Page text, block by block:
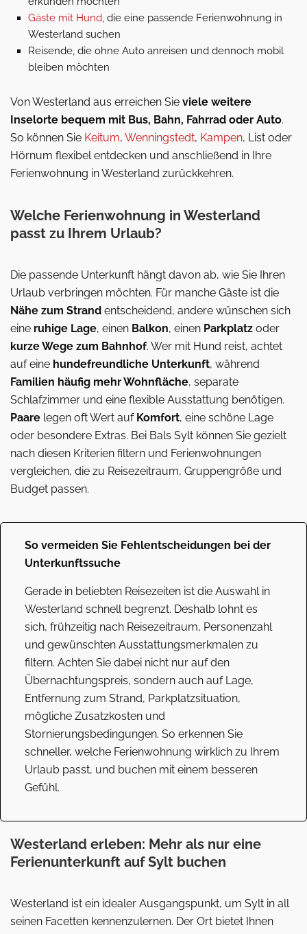
Gäste mit Hund, die eine passende Ferienwohnung in
Westerland suchen
Reisende, die ohne Auto anreisen und dennoch mobil
bleiben möchten
Von Westerland aus erreichen Sie viele weitere
Inselorte bequem mit Bus, Bahn, Fahrrad oder Auto.
So können Sie Keitum, Wenningstedt, Kampen, List oder
Hörnum flexibel entdecken und anschließend in Ihre
Ferienwohnung in Westerland zurückkehren.
Welche Ferienwohnung in Westerland
passt zu Ihrem Urlaub?
Die passende Unterkunft hängt davon ab, wie Sie Ihren
Urlaub verbringen möchten. Für manche Gäste ist die
Nähe zum Strand entscheidend, andere wünschen sich
eine ruhige Lage, einen Balkon, einen Parkplatz oder
kurze Wege zum Bahnhof. Wer mit Hund reist, achtet
auf eine hundefreundliche Unterkunft, während
Familien häufig mehr Wohnfläche, separate
Schlafzimmer und eine flexible Ausstattung benötigen.
Paare legen oft Wert auf Komfort, eine schöne Lage
oder besondere Extras. Bei Bals Sylt können Sie gezielt
nach diesen Kriterien filtern und Ferienwohnungen
vergleichen, die zu Reisezeitraum, Gruppengröße und
Budget passen.
So vermeiden Sie Fehlentscheidungen bei der
Unterkunftssuche
Gerade in beliebten Reisezeiten ist die Auswahl in
Westerland schnell begrenzt. Deshalb lohnt es
sich, frühzeitig nach Reisezeitraum, Personenzahl
und gewünschten Ausstattungsmerkmalen zu
filtern. Achten Sie dabei nicht nur auf den
Übernachtungspreis, sondern auch auf Lage,
Entfernung zum Strand, Parkplatzsituation,
mögliche Zusatzkosten und
Stornierungsbedingungen. So erkennen Sie
schneller, welche Ferienwohnung wirklich zu Ihrem
Urlaub passt, und buchen mit einem besseren
Gefühl.
Westerland erleben: Mehr als nur eine
Ferienunterkunft auf Sylt buchen
Westerland ist ein idealer Ausgangspunkt, um Sylt in all
seinen Facetten kennenzulernen. Der Ort bietet Ihnen